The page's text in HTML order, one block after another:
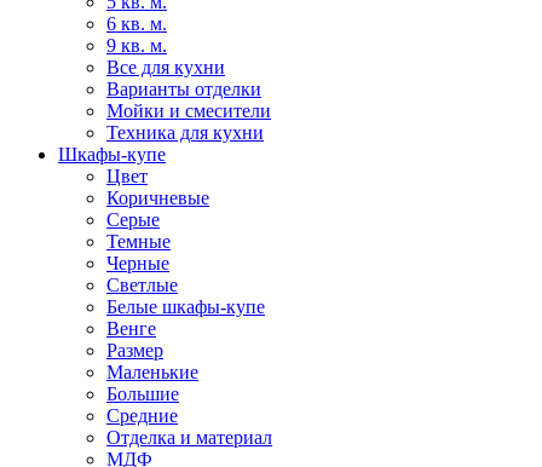
6 кв. м.
9 кв. м.
Все для кухни
Варианты отделки
Мойки и смесители
Техника для кухни
Шкафы-купе
Цвет
Коричневые
Серые
Темные
Черные
Светлые
Белые шкафы-купе
Венге
Размер
Маленькие
Большие
Средние
Отделка и материал
МДФ